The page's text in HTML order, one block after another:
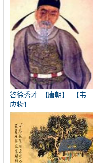
答徐秀才_【唐朝】_【韦
应物】